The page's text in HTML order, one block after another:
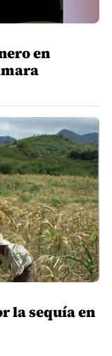
en
la sequía en